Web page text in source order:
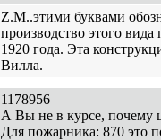
Z.M..этими буквами
производство этого
1920 года. Эта
Вилла.
1178956
А Вы не в курсе, почему
Для пожарника: 870 это